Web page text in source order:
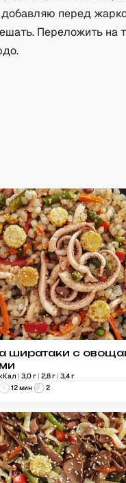
перед
Переложить на
ширатаки с
| 3,0г | 2,8г | 3,4г
12 мин 2